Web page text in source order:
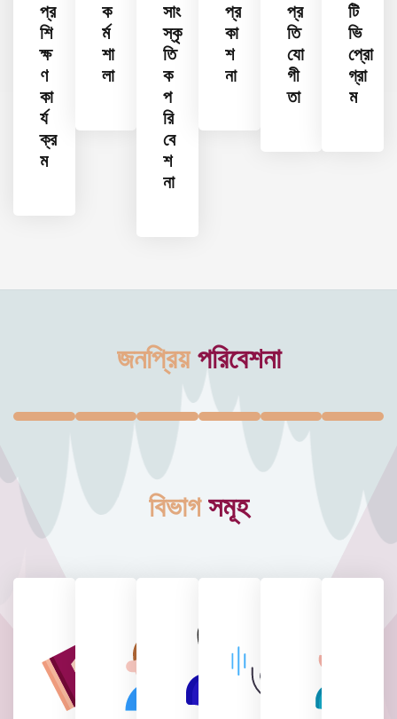
প্র
শি
ক্ষ
ণ
কা
র্য
ক্র
ম
ক
র্ম
শা
লা
সাং
স্কৃ
তি
ক
প
রি
বে
শ
না
প্র
কা
শ
না
প্র
তি
যো
গী
তা
টি
ভি
প্রো
গ্রা
ম
জনপ্রিয় পরিবেশনা
বিভাগ সমূহ